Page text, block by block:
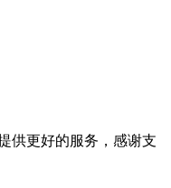
供更好的服务，感谢支